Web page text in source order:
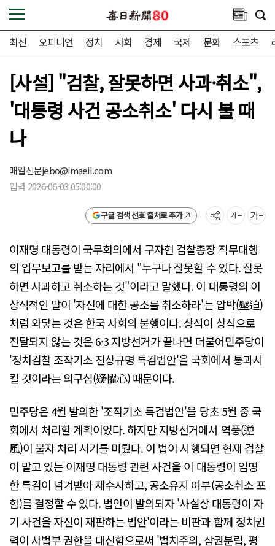
최신 오피니언 정치 사회 경제 국제 문화 스포츠
[사설] "검찰, 잘못하면 사과·취소",
'대통령 사건 공소취소' 다시 불 때
나
매일신문jebo@imaeil.com
입력 2026-06-03 05:00:00
구글 검색 선호 출처로 추가
이재명 대통령이 국무회의에서 구자현 검찰총장 직무대행
의 업무보고를 받는 자리에서 "누구나 잘못할 수 있다. 잘못
하면 사과하고 취소하는 것"이라고 말했다. 이 대통령의 이
상식적인 말이 '자신에 대한 공소를 취소하라'는 압박(壓迫)
처럼 와닿는 것은 한국 사회의 불행이다. 상식이 상식으로
전달되지 않는 것은 6·3 지방선거가 끝나면 더불어민주당이
'정치검찰 조작기소 진상규명 특검법안'을 국회에서 통과시
킬 것이라는 의구심(疑懼心) 때문이다.
민주당은 4월 발의한 '조작기소 특검법안'을 당초 5월 중 국
회에서 처리할 계획이었다. 하지만 지방선거에서 역풍(逆
風)이 불자 처리 시기를 미뤘다. 이 법이 시행되면 현재 검찰
이 맡고 있는 이재명 대통령 관련 사건을 이 대통령이 임명
한 특검이 넘겨받아 재수사하고, 공소유지 여부(공소취소 포
함)를 결정할 수 있다. 법안이 발의되자 '사실상 대통령이 자
기 사건을 자신이 재판하는 법안'이라는 비판과 함께 정치권
력이 사법부 권한을 대신함으로써 '법치주의, 삼권분립, 평